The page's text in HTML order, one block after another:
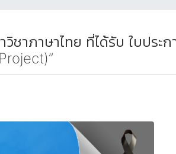
าภาษาไทย ที่ได้รับ ใบประก